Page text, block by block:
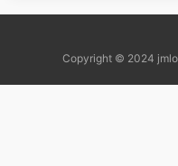
Copyright © 2024